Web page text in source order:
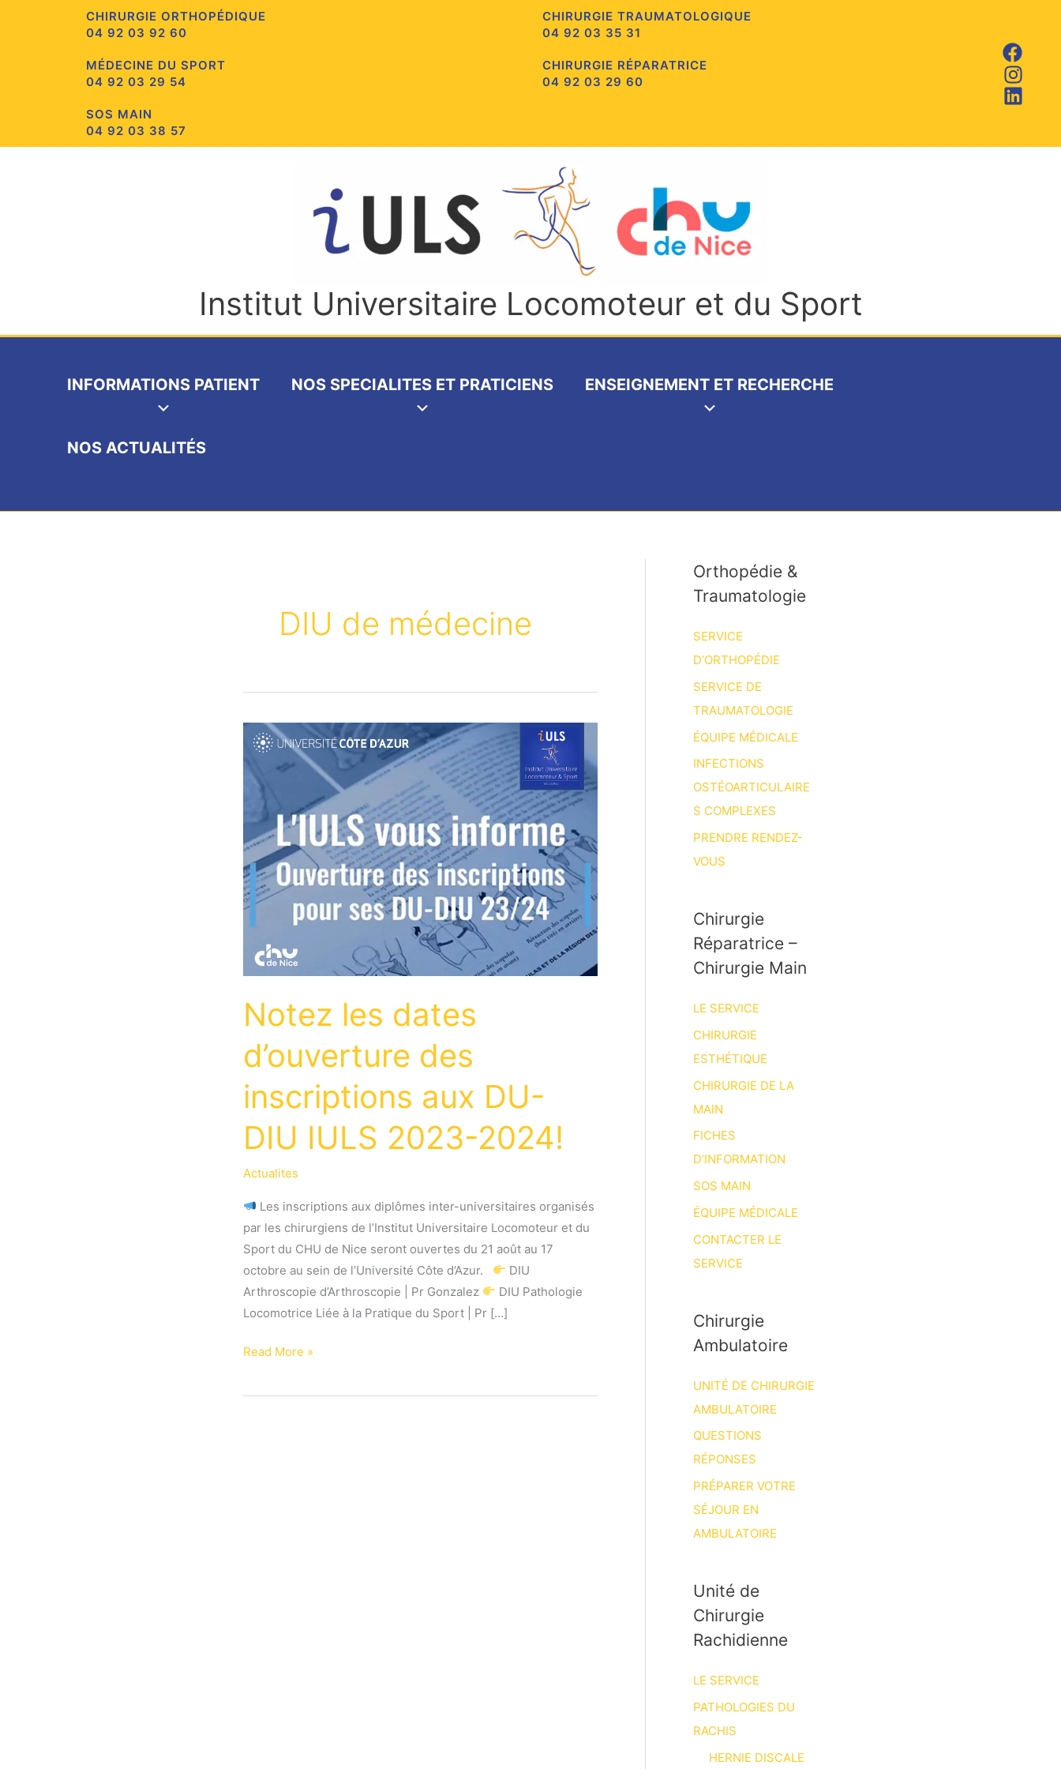
CHIRURGIE ORTHOPÉDIQUE
04 92 03 92 60
CHIRURGIE TRAUMATOLOGIQUE
04 92 03 35 31
MÉDECINE DU SPORT
04 92 03 29 54
CHIRURGIE RÉPARATRICE
04 92 03 29 60
SOS MAIN
04 92 03 38 57
Institut Universitaire Locomoteur et du Sport
INFORMATIONS PATIENT NOS SPECIALITES ET PRATICIENS ENSEIGNEMENT ET RECHERCHE
NOS ACTUALITÉS
DIU de médecine
Notez les dates
d’ouverture des
inscriptions aux DU-
DIU IULS 2023-2024!
Actualites
Les inscriptions aux diplômes inter-universitaires organisés
par les chirurgiens de l’Institut Universitaire Locomoteur et du
Sport du CHU de Nice seront ouvertes du 21 août au 17
octobre au sein de l’Université Côte d’Azur.
DIU
Arthroscopie d’Arthroscopie | Pr Gonzalez
DIU Pathologie
Locomotrice Liée à la Pratique du Sport | Pr […]
Notez
dates
Read More »
Orthopédie &
Traumatologie
SERVICE
D’ORTHOPÉDIE
SERVICE DE
TRAUMATOLOGIE
ÉQUIPE MÉDICALE
INFECTIONS
OSTÉOARTICULAIRE
S COMPLEXES
PRENDRE RENDEZ-
VOUS
Chirurgie
Réparatrice –
Chirurgie Main
LE SERVICE
CHIRURGIE
ESTHÉTIQUE
CHIRURGIE DE LA
MAIN
FICHES
D’INFORMATION
SOS MAIN
ÉQUIPE MÉDICALE
CONTACTER LE
SERVICE
Chirurgie
Ambulatoire
UNITÉ DE CHIRURGIE
AMBULATOIRE
QUESTIONS
RÉPONSES
PRÉPARER VOTRE
SÉJOUR EN
AMBULATOIRE
Unité de
Chirurgie
Rachidienne
LE SERVICE
PATHOLOGIES DU
RACHIS
HERNIE DISCALE